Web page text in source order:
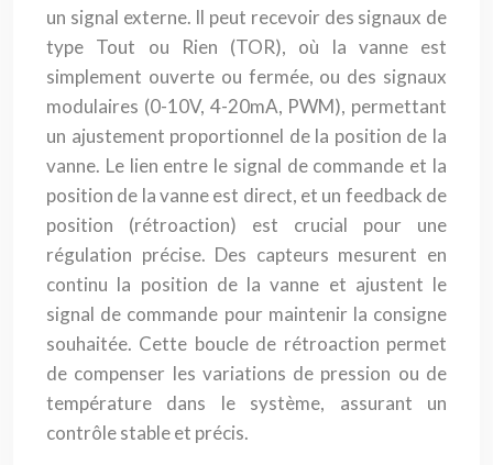
un signal externe. Il peut recevoir des signaux de
type Tout ou Rien (TOR), où la vanne est
simplement ouverte ou fermée, ou des signaux
modulaires (0-10V, 4-20mA, PWM), permettant
un ajustement proportionnel de la position de la
vanne. Le lien entre le signal de commande et la
position de la vanne est direct, et un feedback de
position (rétroaction) est crucial pour une
régulation précise. Des capteurs mesurent en
continu la position de la vanne et ajustent le
signal de commande pour maintenir la consigne
souhaitée. Cette boucle de rétroaction permet
de compenser les variations de pression ou de
température dans le système, assurant un
contrôle stable et précis.